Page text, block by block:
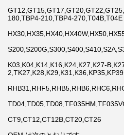
180,TBP4-210,TBP4-270,T04B,T04E
K03,K04,K14,K16,K24,K27,K27-
2,TK27,K28,K29,K31,K36,KP35,KP39
CT9,CT12,CT12B,CT20,CT26